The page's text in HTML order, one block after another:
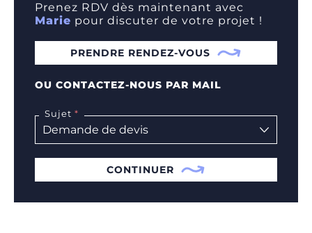
Prenez RDV dès maintenant avec
Marie pour discuter de votre projet !
PRENDRE RENDEZ-VOUS
OU CONTACTEZ-NOUS PAR MAIL
Sujet
CONTINUER